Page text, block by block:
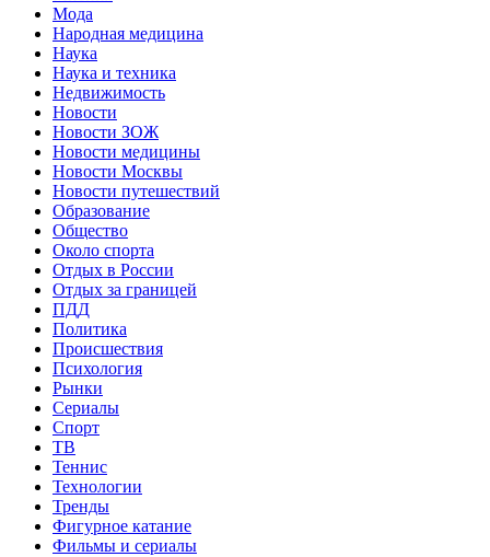
Мода
Народная медицина
Наука
Наука и техника
Недвижимость
Новости
Новости ЗОЖ
Новости медицины
Новости Москвы
Новости путешествий
Образование
Общество
Около спорта
Отдых в России
Отдых за границей
ПДД
Политика
Происшествия
Психология
Рынки
Сериалы
Спорт
ТВ
Теннис
Технологии
Тренды
Фигурное катание
Фильмы и сериалы